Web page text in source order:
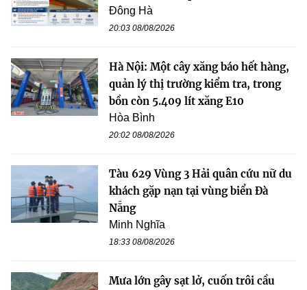
Đông Hà
20:03 08/08/2026
Hà Nội: Một cây xăng báo hết hàng,
quản lý thị trường kiểm tra, trong
bồn còn 5.409 lít xăng E10
Hòa Bình
20:02 08/08/2026
Tàu 629 Vùng 3 Hải quân cứu nữ du
khách gặp nạn tại vùng biển Đà
Nẵng
Minh Nghĩa
18:33 08/08/2026
Mưa lớn gây sạt lở, cuốn trôi cầu